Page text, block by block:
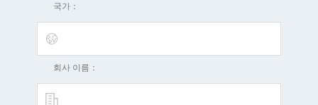
국가：
회사 이름：